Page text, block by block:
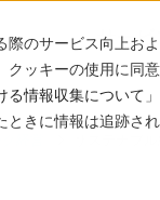
際のサービス向上
ッキーの使用に同
る情報収集について
きに情報は追跡さ
サービ
経営